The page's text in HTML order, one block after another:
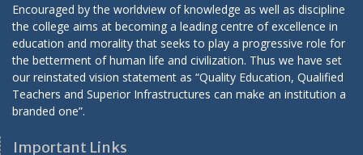
Encouraged by the worldview of knowledge as well as discipline
the college aims at becoming a leading centre of excellence in
education and morality that seeks to play a progressive role for
the betterment of human life and civilization. Thus we have set
our reinstated vision statement as “Quality Education, Qualified
Teachers and Superior Infrastructures can make an institution a
branded one”.
Important Links